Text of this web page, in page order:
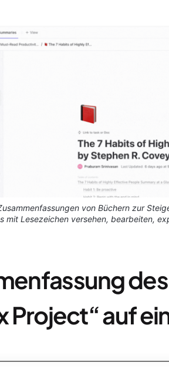
von Büchern zur
mit Lesezeichen versehen, bearbeiten,
Project“ auf